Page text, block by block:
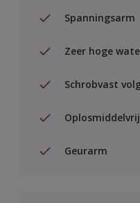
Spanningsarm
Zeer hoge
Schrobvast
Oplosmiddelvrij
Geurarm